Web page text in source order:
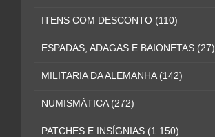
ITENS COM DESCONTO (110)
ESPADAS, ADAGAS E BAIONETAS (27)
MILITARIA DA ALEMANHA (142)
NUMISMÁTICA (272)
PATCHES E INSÍGNIAS (1.150)